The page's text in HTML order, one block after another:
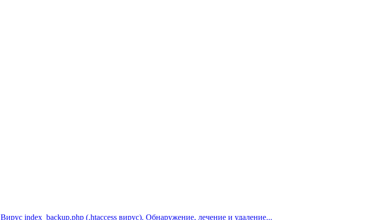
Вирус index_backup.php (.htaccess вируc). Обнаружение, лечение и удаление...